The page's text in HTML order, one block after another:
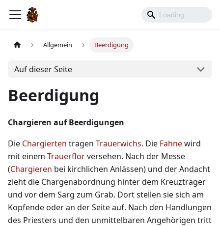
Allgemein Beerdigung
Auf dieser Seite
Beerdigung
Chargieren auf Beerdigungen
Die Chargierten tragen Trauerwichs. Die Fahnewird
mit einem Trauerflorversehen. Nach der Messe
(Chargieren bei kirchlichen Anlässen) und der Andacht
zieht die Chargenabordnung hinter dem Kreuzträger
und vor dem Sarg zum Grab. Dort stellen sie sich am
Kopfende oder an der Seite auf. Nach den Handlungen
des Priesters und den unmittelbaren Angehörigen tritt